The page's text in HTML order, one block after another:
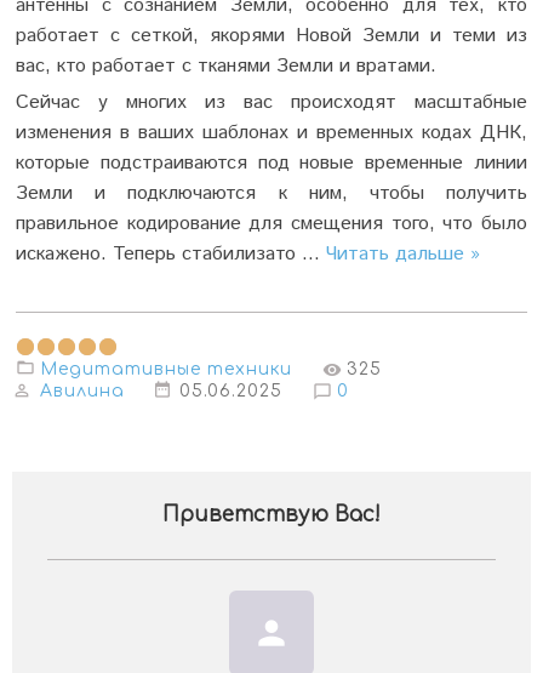
работает с сеткой, якорями Новой Земли и теми из
вас, кто работает с тканями Земли и вратами.
Сейчас у многих из вас происходят масштабные
изменения в ваших шаблонах и временных кодах ДНК,
которые подстраиваются под новые временные линии
Земли и подключаются к ним, чтобы получить
правильное кодирование для смещения того, что было
искажено. Теперь стабилизато ... Читать дальше »
Медитативные техники
325
Авилина
05.06.2025 0
Приветствую Вас!
person